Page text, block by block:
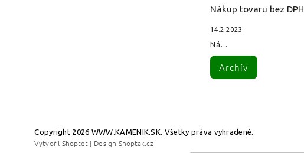
Nákup tovaru bez DPH
14.2.2023
Ná...
Archív
Copyright 2026 WWW.KAMENIK.SK. Všetky práva vyhradené.
VytvořilShoptet | DesignShoptak.cz